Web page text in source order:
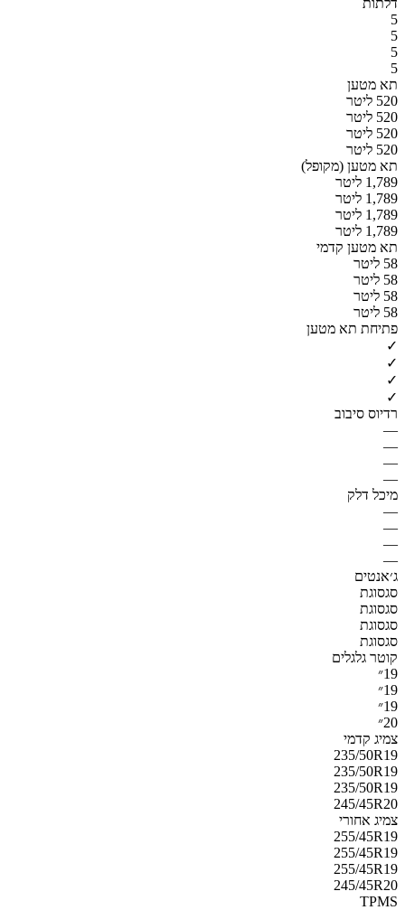
5
5
5
5
תא מטען
520 ליטר
520 ליטר
520 ליטר
520 ליטר
תא מטען (מקופל)
1,789 ליטר
1,789 ליטר
1,789 ליטר
1,789 ליטר
תא מטען קדמי
58 ליטר
58 ליטר
58 ליטר
58 ליטר
פתיחת תא מטען
✓
✓
✓
✓
רדיוס סיבוב
—
—
—
—
מיכל דלק
—
—
—
—
ג׳אנטים
סגסוגת
סגסוגת
סגסוגת
סגסוגת
קוטר גלגלים
19״
19״
19״
20״
צמיג קדמי
235/50R19
235/50R19
235/50R19
245/45R20
צמיג אחורי
255/45R19
255/45R19
255/45R19
245/45R20
TPMS